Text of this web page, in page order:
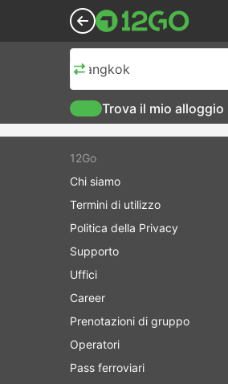
Bangkok
Trova il mio alloggio
12Go
Chi siamo
Termini di utilizzo
Politica della Privacy
Supporto
Uffici
Career
Prenotazioni di gruppo
Operatori
Pass ferroviari